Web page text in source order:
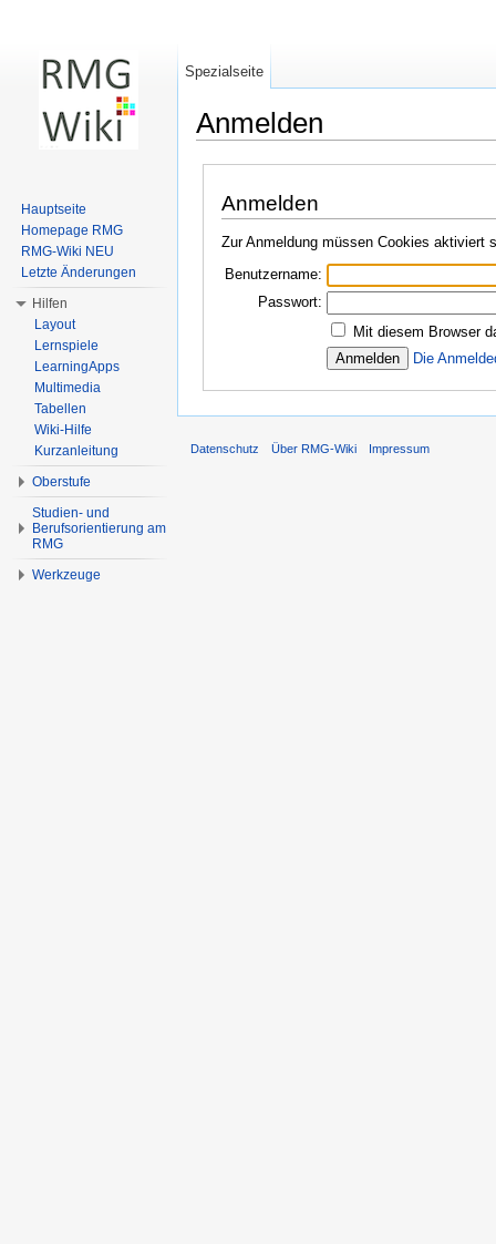
Anmelden
Anmelden
Zur Anmeldung müssen Cookies aktiviert
Benutzername:
Passwort:
Mit diesem Browser
Die
Spezialseite
Hauptseite
Homepage RMG
RMG-Wiki NEU
Letzte Änderungen
Hilfen
Layout
Lernspiele
LearningApps
Multimedia
Tabellen
Wiki-Hilfe
Kurzanleitung
Oberstufe
Studien- und
Berufsorientierung am
RMG
Werkzeuge
Datenschutz Über RMG-Wiki Impressum